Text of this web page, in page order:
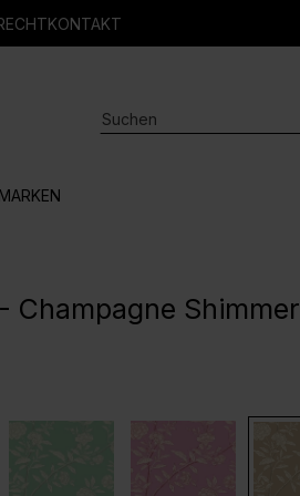
KONTAKT
MARKEN
Champagne Shimmer